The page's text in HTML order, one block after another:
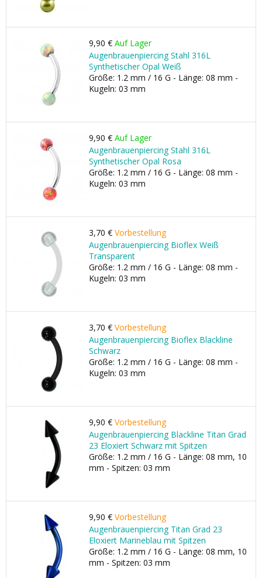
9,90 € Auf Lager
Augenbrauenpiercing Stahl 316L
Synthetischer Opal Weiß
Größe: 1.2 mm / 16 G - Länge: 08 mm -
Kugeln: 03 mm
9,90 € Auf Lager
Augenbrauenpiercing Stahl 316L
Synthetischer Opal Rosa
Größe: 1.2 mm / 16 G - Länge: 08 mm -
Kugeln: 03 mm
3,70 € Vorbestellung
Augenbrauenpiercing Bioflex Weiß
Transparent
Größe: 1.2 mm / 16 G - Länge: 08 mm -
Kugeln: 03 mm
3,70 € Vorbestellung
Augenbrauenpiercing Bioflex Blackline
Schwarz
Größe: 1.2 mm / 16 G - Länge: 08 mm -
Kugeln: 03 mm
9,90 € Vorbestellung
Augenbrauenpiercing Blackline Titan Grad
23 Eloxiert Schwarz mit Spitzen
Größe: 1.2 mm / 16 G - Länge: 08 mm, 10
mm - Spitzen: 03 mm
9,90 € Vorbestellung
Augenbrauenpiercing Titan Grad 23
Eloxiert Marineblau mit Spitzen
Größe: 1.2 mm / 16 G - Länge: 08 mm, 10
mm - Spitzen: 03 mm